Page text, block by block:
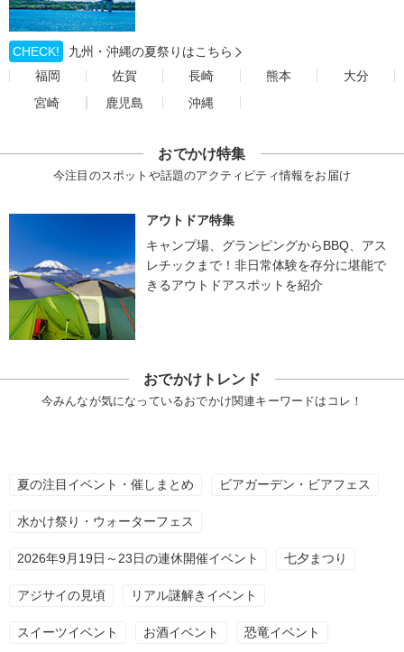
CHECK!
九州・沖縄の夏祭りはこちら
福岡
佐賀 長崎 熊本
大分
宮崎
鹿児島 沖縄
おでかけ特集
今注目のスポットや話題のアクティビティ情報をお届け
アウトドア特集
キャンプ場、グランピングからBBQ、アス
レチックまで！非日常体験を存分に堪能で
きるアウトドアスポットを紹介
おでかけトレンド
今みんなが気になっているおでかけ関連キーワードはコレ！
夏の注目イベント・催しまとめ ビアガーデン・ビアフェス
水かけ祭り・ウォーターフェス
2026年9月19日～23日の連休開催イベント 七夕まつり
アジサイの見頃 リアル謎解きイベント
スイーツイベント お酒イベント 恐竜イベント